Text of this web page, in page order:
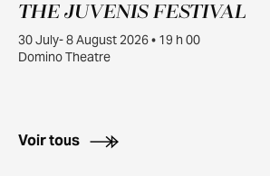
JUILL.
30
THE JUVENIS FESTIVAL
30 July- 8 August 2026 • 19 h 00
Domino Theatre
Voir tous